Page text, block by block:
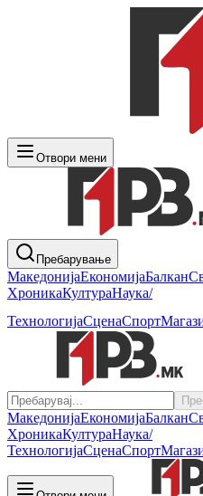
Отвори мени
Пребарување
МакедонијаЕкономијаБалкан
ХроникаКултураНаука/
ТехнологијаСценаСпорт
МакедонијаЕкономијаБалкан
ХроникаКултураНаука/
ТехнологијаСценаСпорт